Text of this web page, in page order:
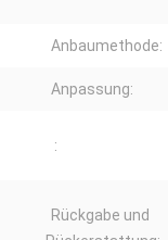
Anbaumethode:
Anpassung:
:
Rückgabe und